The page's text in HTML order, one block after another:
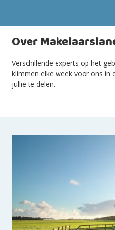
Over
Verschillende experts op het
klimmen elke week voor ons in
jullie te delen.